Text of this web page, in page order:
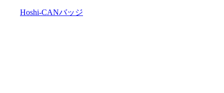
Hoshi-CANバッジ